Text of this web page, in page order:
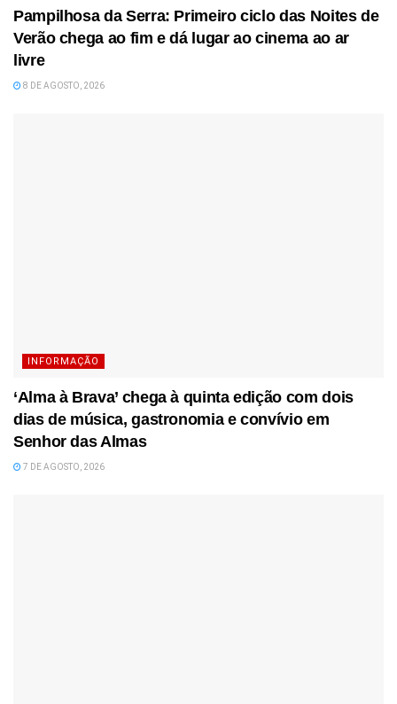
Pampilhosa da Serra: Primeiro ciclo das Noites de
Verão chega ao fim e dá lugar ao cinema ao ar
livre
8 DE AGOSTO, 2026
INFORMAÇÃO
‘Alma à Brava’ chega à quinta edição com dois
dias de música, gastronomia e convívio em
Senhor das Almas
7 DE AGOSTO, 2026